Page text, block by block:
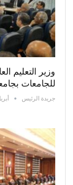
وزير التعليم
للجامعات
جريدة الرئيس أبريل 1,